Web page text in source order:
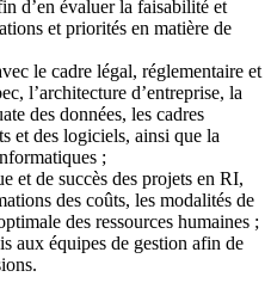
d’en évaluer la faisabilité et
et priorités en matière de
le cadre légal, réglementaire et
l’architecture d’entreprise, la
des données, les cadres
et des logiciels, ainsi que la
;
et de succès des projets en RI,
des coûts, les modalités de
des ressources humaines ;
aux équipes de gestion afin de